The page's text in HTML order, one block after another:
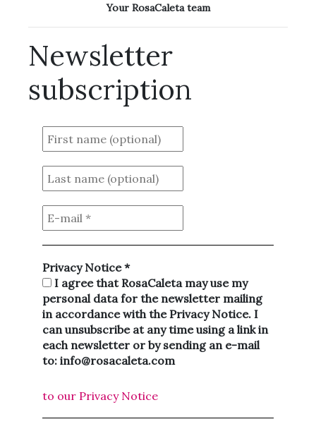
Your RosaCaleta team
Newsletter
subscription
Privacy Notice*
I agree that RosaCaleta may use my
personal data for the newsletter mailing
in accordance with the Privacy Notice. I
can unsubscribe at any time using a link in
each newsletter or by sending an e-mail
to: info@rosacaleta.com
to our Privacy Notice